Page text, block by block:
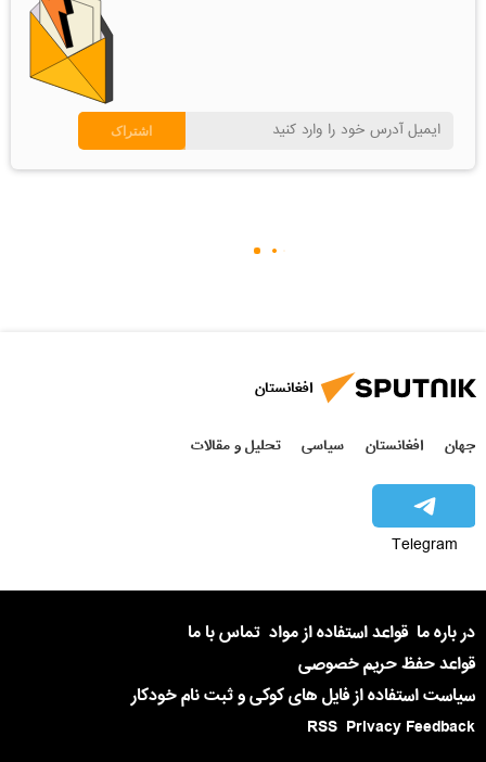
افغانستان
جهان افغانستان سیاسی تحلیل و مقالات
Telegram
در باره ما قواعد استفاده از مواد تماس با ما
قواعد حفظ حریم خصوصی
سیاست استفاده از فایل های کوکی و ثبت نام خودکار
Privacy Feedback
RSS